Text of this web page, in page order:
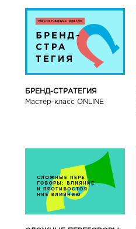
БРЕНД-СТРАТЕГИЯ
Мастер-класс ONLINE